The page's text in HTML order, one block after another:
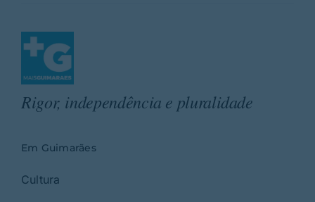
Rigor, independência e pluralidade
Em Guimarães
Cultura